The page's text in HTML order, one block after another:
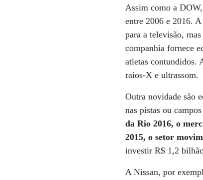
Assim como a
entre 2006 e 2016.
para a televisão,
companhia fornece
atletas contundidos.
raios-X e ultrassom.
Outra novidade são
nas pistas ou
da Rio 2016, o
2015, o setor
investir R$ 1,2
A Nissan, por